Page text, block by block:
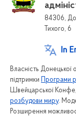
84306,
Тихого, 6
In
Власність Донецької
підтримки Програми
Швейцарської
розбудови миру.
Розширення